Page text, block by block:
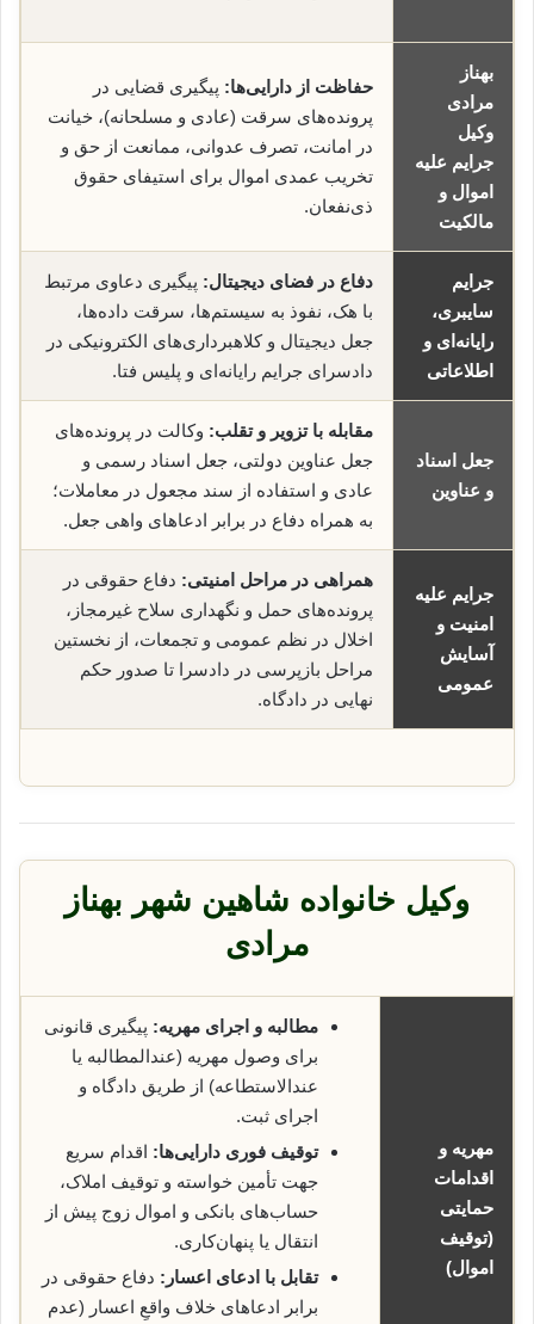
بهناز
مرادی
وکیل
جرایم علیه
اموال و
مالکیت
حفاظت از دارایی‌ها: پیگیری قضایی در
پرونده‌های سرقت (عادی و مسلحانه)، خیانت
در امانت، تصرف عدوانی، ممانعت از حق و
تخریب عمدی اموال برای استیفای حقوق
ذی‌نفعان.
جرایم
سایبری،
رایانه‌ای و
اطلاعاتی
دفاع در فضای دیجیتال: پیگیری دعاوی مرتبط
با هک، نفوذ به سیستم‌ها، سرقت داده‌ها،
جعل دیجیتال و کلاهبرداری‌های الکترونیکی در
دادسرای جرایم رایانه‌ای و پلیس فتا.
جعل اسناد
و عناوین
مقابله با تزویر و تقلب: وکالت در پرونده‌های
جعل عناوین دولتی، جعل اسناد رسمی و
عادی و استفاده از سند مجعول در معاملات؛
به همراه دفاع در برابر ادعاهای واهی جعل.
جرایم علیه
امنیت و
آسایش
عمومی
همراهی در مراحل امنیتی: دفاع حقوقی در
پرونده‌های حمل و نگهداری سلاح غیرمجاز،
اخلال در نظم عمومی و تجمعات، از نخستین
مراحل بازپرسی در دادسرا تا صدور حکم
نهایی در دادگاه.
وکیل خانواده شاهین شهر بهناز
مرادی
مهریه و
اقدامات
حمایتی
(توقیف
اموال)
مطالبه و اجرای مهریه: پیگیری قانونی
برای وصول مهریه (عندالمطالبه یا
عندالاستطاعه) از طریق دادگاه و
اجرای ثبت.
توقیف فوری دارایی‌ها: اقدام سریع
جهت تأمین خواسته و توقیف املاک،
حساب‌های بانکی و اموال زوج پیش از
انتقال یا پنهان‌کاری.
تقابل با ادعای اعسار: دفاع حقوقی در
برابر ادعاهای خلاف واقعِ اعسار (عدم